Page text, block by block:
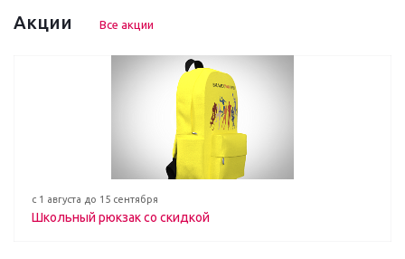
Акции Все акции
с 1 августа до 15 сентября
Школьный рюкзак со скидкой